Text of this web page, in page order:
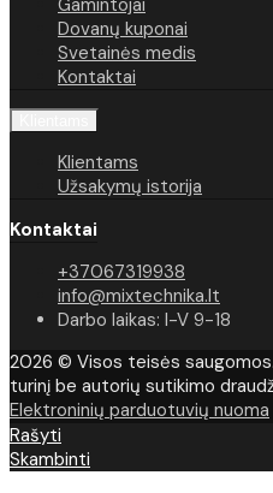
Gamintojai
Dovanų kuponai
Svetainės medis
Kontaktai
Klientams
Užsakymų istorija
Kontaktai
+37067319938
info@mixtechnika.lt
Darbo laikas: I-V 9-18
2026 © Visos teisės
turinį be autorių sutikimo
Elektroninių parduotuvių nuoma
Rašyti
Skambinti